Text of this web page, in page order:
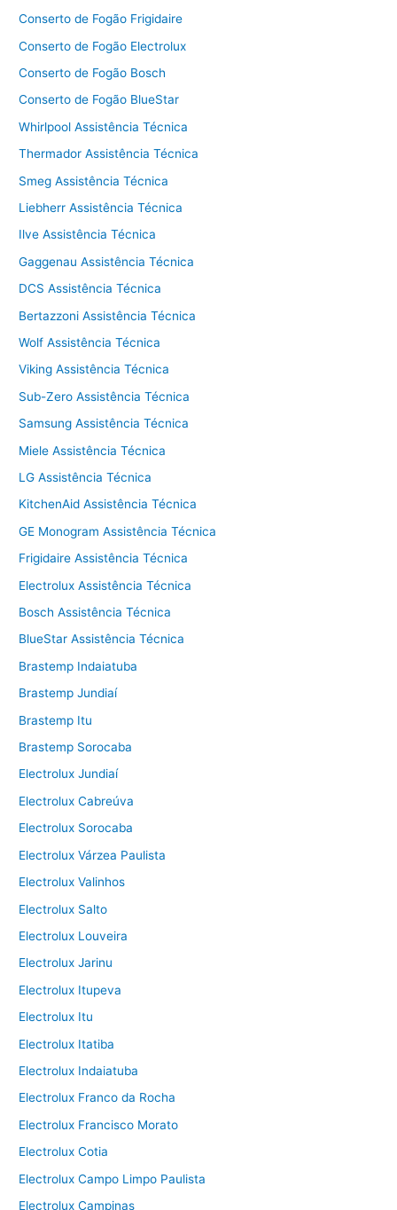
Conserto de Fogão Frigidaire
Conserto de Fogão Electrolux
Conserto de Fogão Bosch
Conserto de Fogão BlueStar
Whirlpool Assistência Técnica
Thermador Assistência Técnica
Smeg Assistência Técnica
Liebherr Assistência Técnica
Ilve Assistência Técnica
Gaggenau Assistência Técnica
DCS Assistência Técnica
Bertazzoni Assistência Técnica
Wolf Assistência Técnica
Viking Assistência Técnica
Sub-Zero Assistência Técnica
Samsung Assistência Técnica
Miele Assistência Técnica
LG Assistência Técnica
KitchenAid Assistência Técnica
GE Monogram Assistência Técnica
Frigidaire Assistência Técnica
Electrolux Assistência Técnica
Bosch Assistência Técnica
BlueStar Assistência Técnica
Brastemp Indaiatuba
Brastemp Jundiaí
Brastemp Itu
Brastemp Sorocaba
Electrolux Jundiaí
Electrolux Cabreúva
Electrolux Sorocaba
Electrolux Várzea Paulista
Electrolux Valinhos
Electrolux Salto
Electrolux Louveira
Electrolux Jarinu
Electrolux Itupeva
Electrolux Itu
Electrolux Itatiba
Electrolux Indaiatuba
Electrolux Franco da Rocha
Electrolux Francisco Morato
Electrolux Cotia
Electrolux Campo Limpo Paulista
Electrolux Campinas